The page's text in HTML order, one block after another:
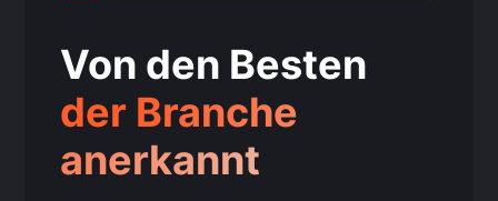
Von den Besten
der Branche
anerkannt